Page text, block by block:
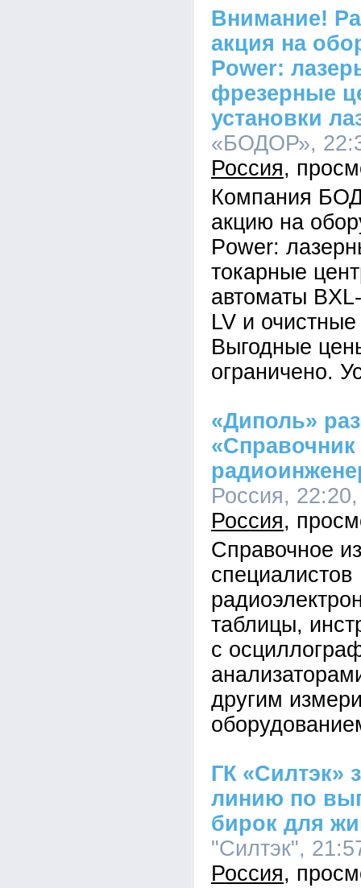
Внимание!
акция на
Power:
фрезерные
установки
«БОДОР»,
Россия
Компания
акцию на
Power:
токарные
автоматы
LV и
Выгодные
ограничено.
«Диполь»
«Справочник
Россия,
Россия
Справочное
специалистов
таблицы,
с
другим
ГК «Силтэк»
линию по
бирок для
"Силтэк",
Россия